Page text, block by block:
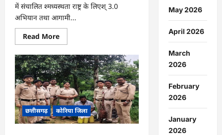
में संचालित श्मध्यस्थता राष्ट्र के लिएश् 3.0
अभियान तथा आगामी...
Read MoreRead
more
CG
:
नेशनल
लोक
अदालत
एवं
‘मध्यस्थता
राष्ट्र
के
लिए‘
3.0
छत्तीसगढ़ कोरिया जिला
May 2026
April 2026
March
2026
February
2026
January
2026